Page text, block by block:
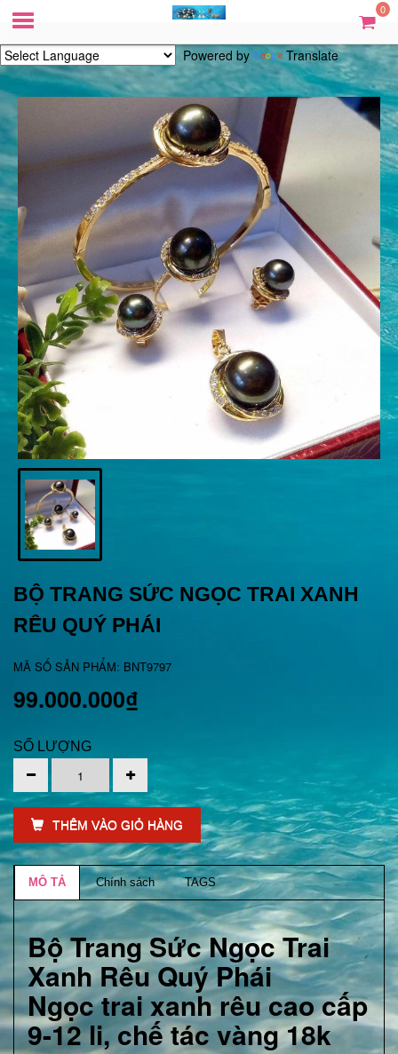
0
Powered by Translate
BỘ TRANG SỨC NGỌC TRAI XANH
RÊU QUÝ PHÁI
MÃ SỐ SẢN PHẨM: BNT9797
99.000.000₫
SỐ LƯỢNG
THÊM VÀO GIỎ HÀNG
MÔ TẢ Chính sách TAGS
Bộ Trang Sức Ngọc Trai
Xanh Rêu Quý Phái
Ngọc trai xanh rêu cao cấp
9-12 li, chế tác vàng 18k